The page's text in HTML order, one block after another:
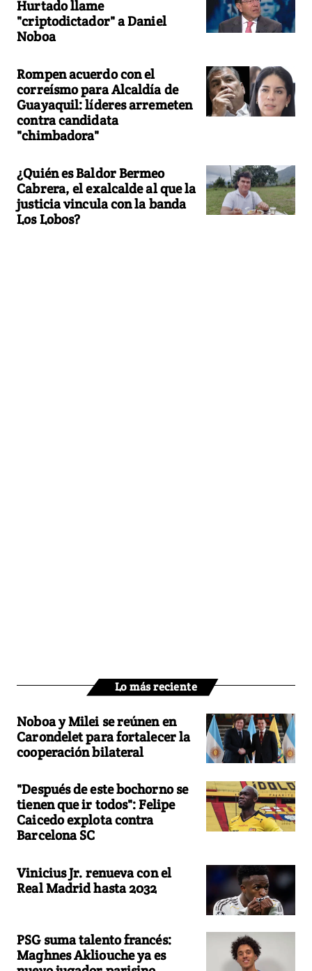
Hurtado llame
"criptodictador" a Daniel
Noboa
Rompen acuerdo con el
correísmo para Alcaldía de
Guayaquil: líderes arremeten
contra candidata
"chimbadora"
¿Quién es Baldor Bermeo
Cabrera, el exalcalde al que la
justicia vincula con la banda
Los Lobos?
Lo más reciente
Noboa y Milei se reúnen en
Carondelet para fortalecer la
cooperación bilateral
"Después de este bochorno se
tienen que ir todos": Felipe
Caicedo explota contra
Barcelona SC
Vinicius Jr. renueva con el
Real Madrid hasta 2032
PSG suma talento francés:
Maghnes Akliouche ya es